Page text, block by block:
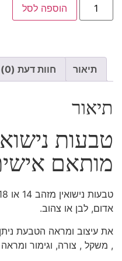
הוספה לסל
תיאור חוות דעת (0)
תיאור
טבעות
מותאם
אדום, לבן או צהוב.
את עיצוב ומראה הטבעת
, משקל , צורה, וגימור ומראה